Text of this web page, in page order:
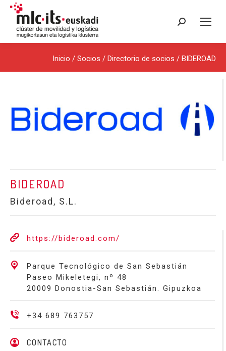
Buscar:
Inicio / Socios / Directorio de socios / BIDEROAD
BIDEROAD
Bideroad, S.L.
https://bideroad.com/
Parque Tecnológico de San Sebastián
Paseo Mikeletegi, nº 48
20009 Donostia-San Sebastián. Gipuzkoa
+34 689 763757
CONTACTO